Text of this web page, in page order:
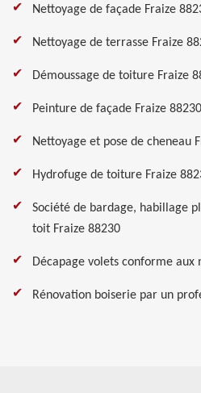
Nettoyage de façade Fraize
Nettoyage de terrasse Fraize
Démoussage de toiture Fraize
Peinture de façade Fraize 88230
Nettoyage et pose de cheneau
Hydrofuge de toiture Fraize
Société de bardage, habillage
toit Fraize 88230
Décapage volets conforme aux
Rénovation boiserie par un